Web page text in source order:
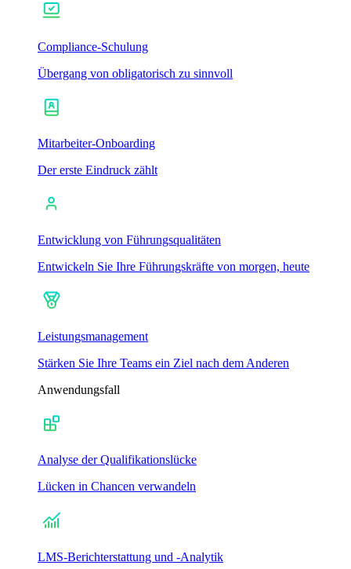
Compliance-Schulung
Übergang von obligatorisch zu sinnvoll
Mitarbeiter-Onboarding
Der erste Eindruck zählt
Entwicklung von Führungsqualitäten
Entwickeln Sie Ihre Führungskräfte von morgen, heute
Leistungsmanagement
Stärken Sie Ihre Teams ein Ziel nach dem Anderen
Anwendungsfall
Analyse der Qualifikationslücke
Lücken in Chancen verwandeln
LMS-Berichterstattung und -Analytik